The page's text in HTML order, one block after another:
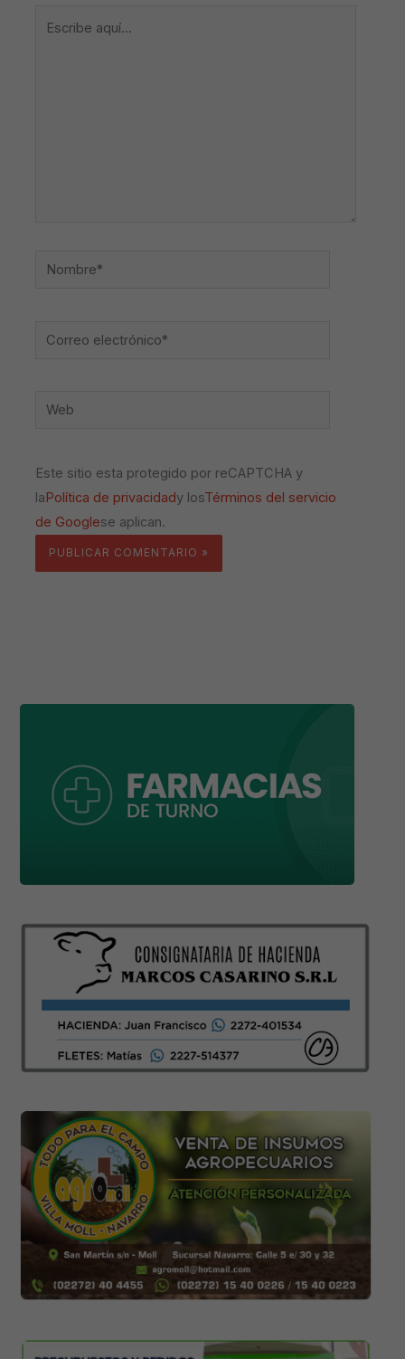
Nombre*
Correo
Web
Este sitio esta protegido por reCAPTCHA y
laPolítica de privacidady losTérminos del servicio
de Googlese aplican.